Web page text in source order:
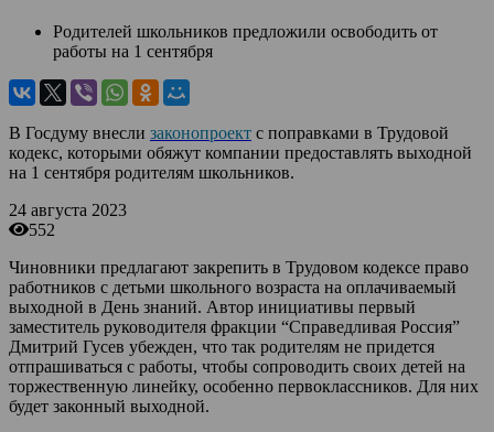
Родителей школьников предложили освободить от
работы на 1 сентября
В Госдуму внесли законопроект с поправками в Трудовой
кодекс, которыми обяжут компании предоставлять выходной
на 1 сентября родителям школьников.
24 августа 2023
552
Чиновники предлагают закрепить в Трудовом кодексе право
работников с детьми школьного возраста на оплачиваемый
выходной в День знаний. Автор инициативы первый
заместитель руководителя фракции “Справедливая Россия”
Дмитрий Гусев убежден, что так родителям не придется
отпрашиваться с работы, чтобы сопроводить своих детей на
торжественную линейку, особенно первоклассников. Для них
будет законный выходной.